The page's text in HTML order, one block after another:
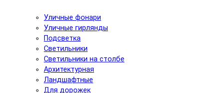
Уличные фонари
Уличные гирлянды
Подсветка
Светильники
Светильники на столбе
Архитектурная
Ландшафтные
Для дорожек